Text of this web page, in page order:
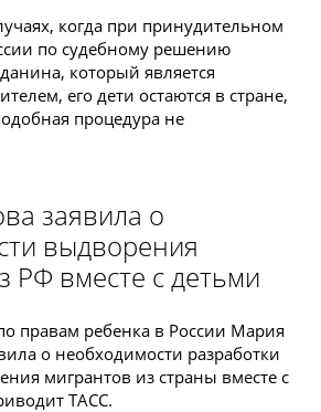
когда при принудительном
по судебному решению
который является
его дети остаются в стране,
процедура не
заявила о
выдворения
РФ вместе с детьми
правам ребенка в России Мария
о необходимости разработки
мигрантов из страны вместе с
ТАСС.